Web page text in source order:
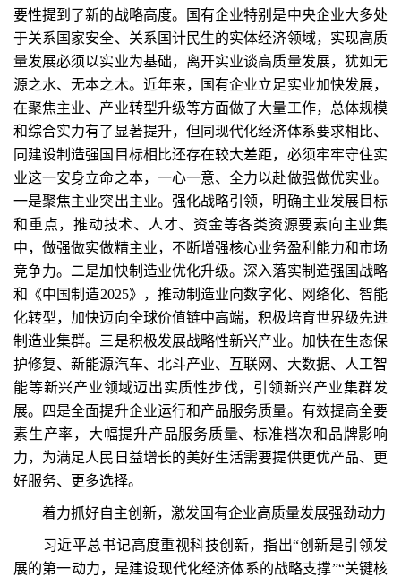
要性提到了新的战略高度。国有企业特别是中央企业大多处
于关系国家安全、关系国计民生的实体经济领域，实现高质
量发展必须以实业为基础，离开实业谈高质量发展，犹如无
源之水、无本之木。近年来，国有企业立足实业加快发展，
在聚焦主业、产业转型升级等方面做了大量工作，总体规模
和综合实力有了显著提升，但同现代化经济体系要求相比、
同建设制造强国目标相比还存在较大差距，必须牢牢守住实
业这一安身立命之本，一心一意、全力以赴做强做优实业。
一是聚焦主业突出主业。强化战略引领，明确主业发展目标
和重点，推动技术、人才、资金等各类资源要素向主业集
中，做强做实做精主业，不断增强核心业务盈利能力和市场
竞争力。二是加快制造业优化升级。深入落实制造强国战略
和《中国制造2025》，推动制造业向数字化、网络化、智能
化转型，加快迈向全球价值链中高端，积极培育世界级先进
制造业集群。三是积极发展战略性新兴产业。加快在生态保
护修复、新能源汽车、北斗产业、互联网、大数据、人工智
能等新兴产业领域迈出实质性步伐，引领新兴产业集群发
展。四是全面提升企业运行和产品服务质量。有效提高全要
素生产率，大幅提升产品服务质量、标准档次和品牌影响
力，为满足人民日益增长的美好生活需要提供更优产品、更
好服务、更多选择。
着力抓好自主创新，激发国有企业高质量发展强劲动力
习近平总书记高度重视科技创新，指出“创新是引领发
展的第一动力，是建设现代化经济体系的战略支撑”“关键核